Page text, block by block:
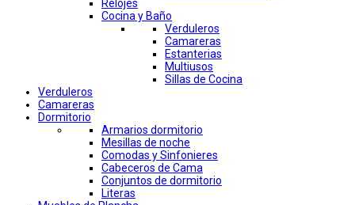
Relojes
Cocina y Baño
Verduleros
Camareras
Estanterias
Multiusos
Sillas de Cocina
Verduleros
Camareras
Dormitorio
Armarios dormitorio
Mesillas de noche
Comodas y Sinfonieres
Cabeceros de Cama
Conjuntos de dormitorio
Literas